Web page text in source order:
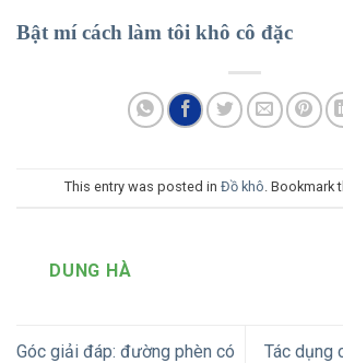
Bật mí cách làm tôi khô cô đặc
This entry was posted in Đồ khô. Bookmark
DUNG HÀ
Góc giải đáp: đường phèn có
Tác dụng